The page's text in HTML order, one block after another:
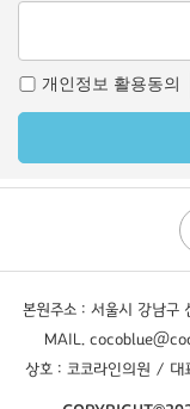
본원주소 : 서울시 강남
MAIL.
상호 : 코코라인의원 /